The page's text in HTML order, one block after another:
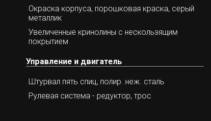
Окраска корпуса, порошковая краска, серый
металлик
Увеличенные кринолины с нескользящим
покрытием
Управление и двигатель
Штурвал пять спиц, полир. неж. сталь
Рулевая система - редуктор, трос